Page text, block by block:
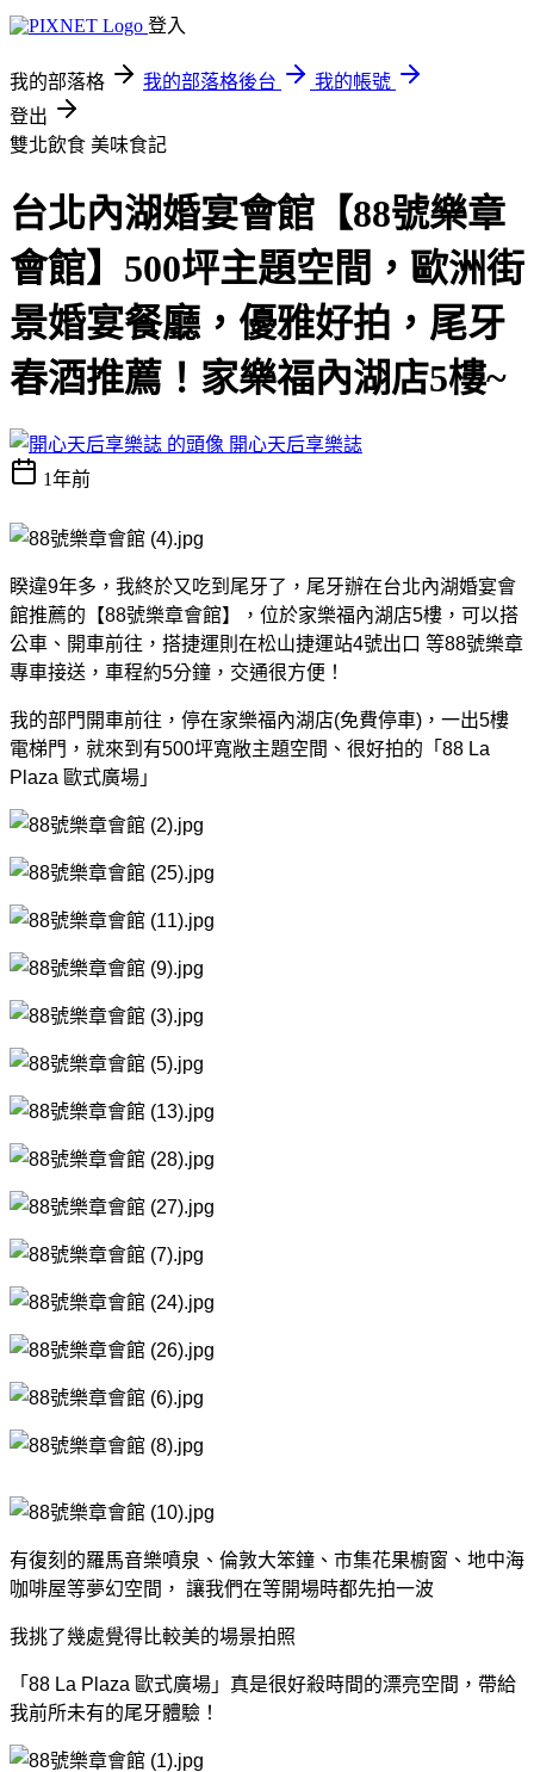
登入
我的部落格 我的部落格後台
我的帳號
登出
雙北飲食 美味食記
台北內湖婚宴會館【88號樂章
會館】500坪主題空間，歐洲街
景婚宴餐廳，優雅好拍，尾牙
春酒推薦！家樂福內湖店5樓~
開心天后享樂誌
1年前
睽違9年多，我終於又吃到尾牙了，尾牙辦在台北內湖婚宴會
館推薦的【88號樂章會館】，位於家樂福內湖店5樓，可以搭
公車、開車前往，搭捷運則在松山捷運站4號出口 等88號樂章
專車接送，車程約5分鐘，交通很方便！
我的部門開車前往，停在家樂福內湖店(免費停車)，一出5樓
電梯門，就來到有500坪寬敞主題空間、很好拍的「88 La
Plaza 歐式廣場」
有復刻的羅馬音樂噴泉、倫敦大笨鐘、市集花果櫥窗、地中海
咖啡屋等夢幻空間， 讓我們在等開場時都先拍一波
我挑了幾處覺得比較美的場景拍照
「88 La Plaza 歐式廣場」真是很好殺時間的漂亮空間，帶給
我前所未有的尾牙體驗！